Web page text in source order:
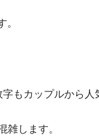
もカップルから人
雑します。